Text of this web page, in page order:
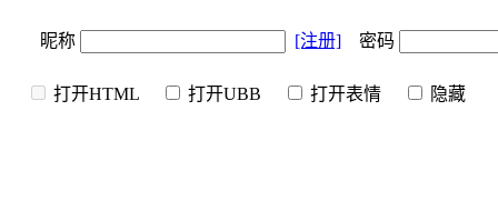
昵称 [注册] 密码
打开HTML 打开UBB 打开表情 隐